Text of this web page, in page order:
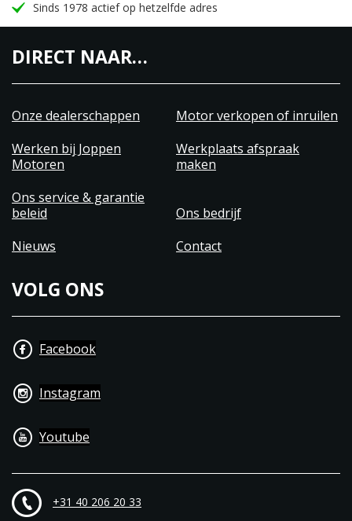
Sinds 1978 actief op hetzelfde adres
DIRECT NAAR…
Onze dealerschappen
Motor verkopen of inruilen
Werken bij Joppen
Motoren
Werkplaats afspraak
maken
Ons service & garantie
beleid
Ons bedrijf
Nieuws
Contact
VOLG ONS
Facebook
Instagram
Youtube
+31 40 206 20 33